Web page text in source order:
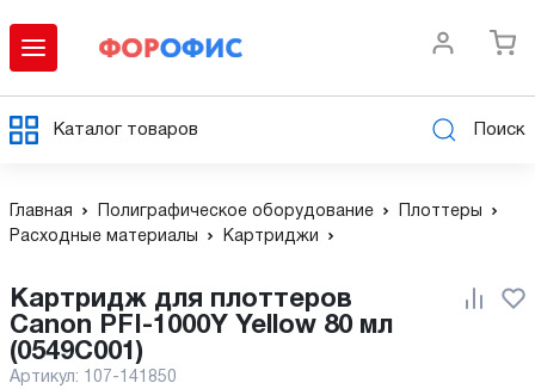
Каталог товаров Поиск
Главная Полиграфическое оборудование
Плоттеры
Расходные материалы
Картриджи
Картридж для плоттеров
Canon PFI-1000Y Yellow 80 мл
(0549C001)
Артикул: 107-141850